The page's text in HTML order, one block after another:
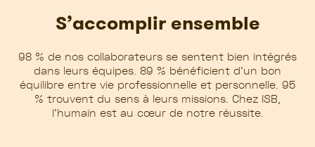
S’accomplir ensemble
98 % de nos collaborateurs se sentent bien intégrés
dans leurs équipes. 89 % bénéficient d’un bon
équilibre entre vie professionnelle et personnelle. 95
% trouvent du sens à leurs missions. Chez ISB,
l’humain est au cœur de notre réussite.